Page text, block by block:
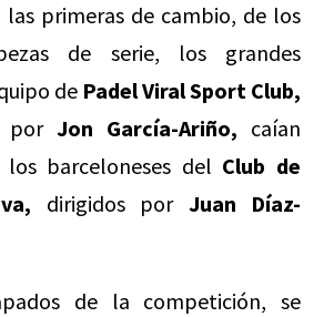
las primeras de cambio, de los
de serie, los grandes
de Padel Viral Sport Club,
por Jon García-Ariño, caían
barceloneses del Club de
dirigidos por Juan Díaz-
de la competición, se